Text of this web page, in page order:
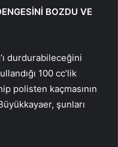
BOZDU VE
durdurabileceğini
100 cc’lik
polisten kaçmasının
şunları